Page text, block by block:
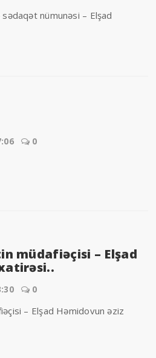
nümunəsi – Elşad
0
müdafiəçisi – Elşad
0
– Elşad Həmidovun əziz